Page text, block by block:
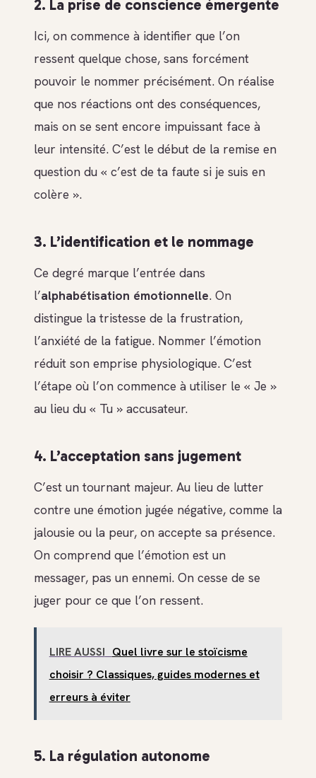
2. La prise de conscience émergente
Ici, on commence à identifier que l’on
ressent quelque chose, sans forcément
pouvoir le nommer précisément. On réalise
que nos réactions ont des conséquences,
mais on se sent encore impuissant face à
leur intensité. C’est le début de la remise en
question du « c’est de ta faute si je suis en
colère ».
3. L’identification et le nommage
Ce degré marque l’entrée dans
l’alphabétisation émotionnelle. On
distingue la tristesse de la frustration,
l’anxiété de la fatigue. Nommer l’émotion
réduit son emprise physiologique. C’est
l’étape où l’on commence à utiliser le « Je »
au lieu du « Tu » accusateur.
4. L’acceptation sans jugement
C’est un tournant majeur. Au lieu de lutter
contre une émotion jugée négative, comme la
jalousie ou la peur, on accepte sa présence.
On comprend que l’émotion est un
messager, pas un ennemi. On cesse de se
juger pour ce que l’on ressent.
LIRE AUSSI Quel livre sur le stoïcisme
choisir ? Classiques, guides modernes et
erreurs à éviter
5. La régulation autonome